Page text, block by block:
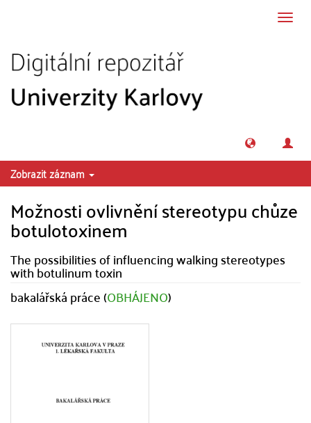
Zobrazit záznam
Možnosti ovlivnění stereotypu chůze
botulotoxinem
The possibilities of influencing walking stereotypes
with botulinum toxin
bakalářská práce (OBHÁJENO)